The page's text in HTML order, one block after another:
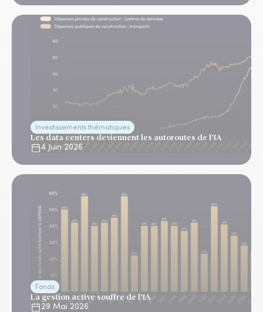
Investissements thématiques
Les data centers deviennent les autoroutes de l’IA
4 Juin 2026
Fonds
La gestion active souffre de l’IA
29 Mai 2026